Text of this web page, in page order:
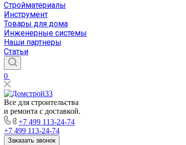
Стройматериалы
Инструмент
Товары для дома
Инженерные системы
Наши партнеры
Статьи
0
Все для строительства
и ремонта с доставкой.
+7 499 113-24-74
+7 499 113-24-74
Заказать звонок